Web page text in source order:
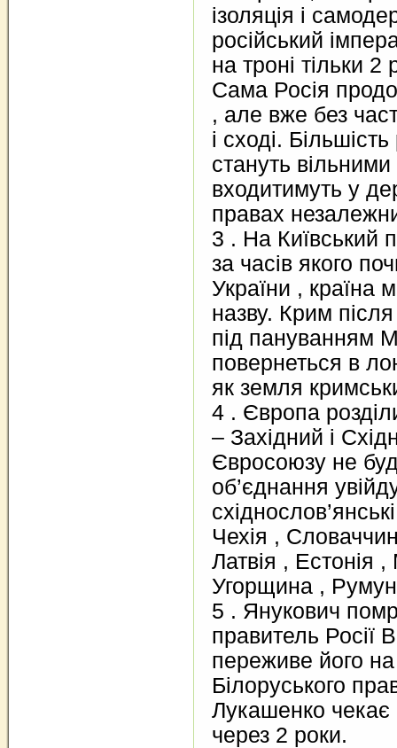
ізоляція і
російський
на троні тільки 2
Сама Росія
, але вже без
і сході.
стануть вільними
входитимуть у
правах
3 . На Київський
за часів якого
України , країна
назву. Крим
під пануванням
повернеться в
як земля
4 . Європа
– Західний і
Євросоюзу не
об’єднання
Чехія ,
Латвія , Естонія
Угорщина ,
5 . Янукович
правитель Росії
переживе його на
Білоруського
Лукашенко чекає
через 2 роки.